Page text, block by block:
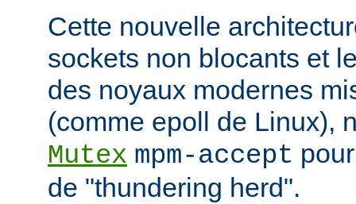
Cette nouvelle
sockets non blocants et
des noyaux modernes
(comme epoll de Linux),
Mutex mpm-accept
de "thundering herd".